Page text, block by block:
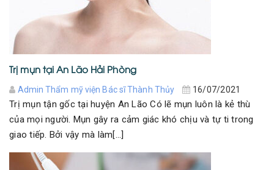
Trị mụn tại An Lão Hải Phòng
Admin Thẩm mỹ viện Bác sĩ Thành Thủy 16/07/2021
Trị mụn tận gốc tại huyện An Lão Có lẽ mụn luôn là kẻ thù
của mọi người. Mụn gây ra cảm giác khó chịu và tự ti trong
giao tiếp. Bởi vậy mà làm[...]